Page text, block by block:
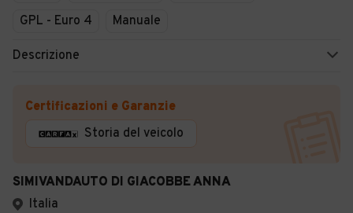
GPL - Euro 4
Manuale
Descrizione
Certificazioni e Garanzie
Storia del veicolo
SIMIVANDAUTO DI GIACOBBE ANNA
Italia